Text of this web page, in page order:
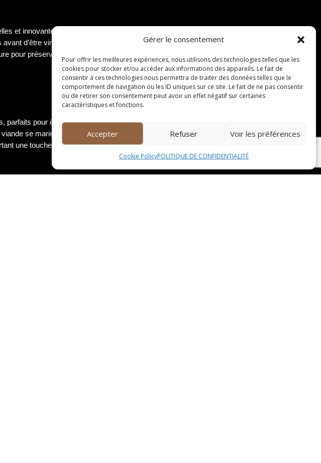
Gérer le consentement
Pour offrir les meilleures expériences, nous utilisons des technologies telles que les
cookies pour stocker et/ou accéder aux informations des appareils. Le fait de
consentir à ces technologies nous permettra de traiter des données telles que le
comportement de navigation ou les ID uniques sur ce site. Le fait de ne pas consentir
ou de retirer son consentement peut avoir un effet négatif sur certaines
caractéristiques et fonctions.
Accepter Refuser Voir les préférences
Cookie PolicyPOLITIQUE DE CONFIDENTIALITÉ
et innovantes pour élaborer des vins de qualité. La vendange est réalisée
d’être vinifiés. La macération carbonique est parfois utilisée pour les
pour préserver leur fraîcheur et leurs arômes délicats.
pour être associés à divers mets. Pour accompagner un vin rouge
se marie à la perfection avec les tanins du vin. Les vins blancs frais
une touche d’acidité qui sublime les saveurs marines.